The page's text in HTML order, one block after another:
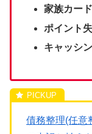
家族カー
ポイント
キャッシ
債務整理(任意